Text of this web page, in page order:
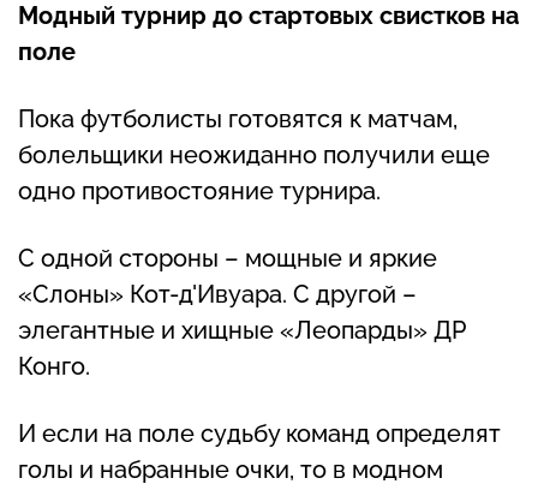
Модный турнир до стартовых свистков на
поле
Пока футболисты готовятся к матчам,
болельщики неожиданно получили еще
одно противостояние турнира.
С одной стороны – мощные и яркие
«Слоны» Кот-д'Ивуара. С другой –
элегантные и хищные «Леопарды» ДР
Конго.
И если на поле судьбу команд определят
голы и набранные очки, то в модном